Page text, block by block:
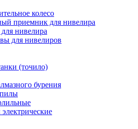
колесо
приемник для нивелира
нивелира
для нивелиров
(точило)
бурения